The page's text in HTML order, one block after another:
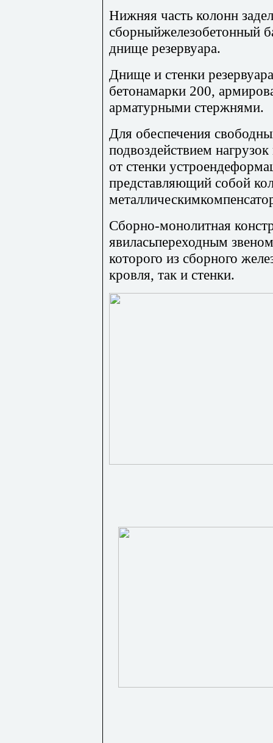
Нижняя часть колонн
сборныйжелезобетонный
днище резервуара.
Днище и стенки
бетонамарки 200,
арматурными стержнями.
Для обеспечения
подвоздействием
от стенки
представляющий собой
Сборно-монолитная
явиласьпереходным
которого из сборного
кровля, так и стенки.